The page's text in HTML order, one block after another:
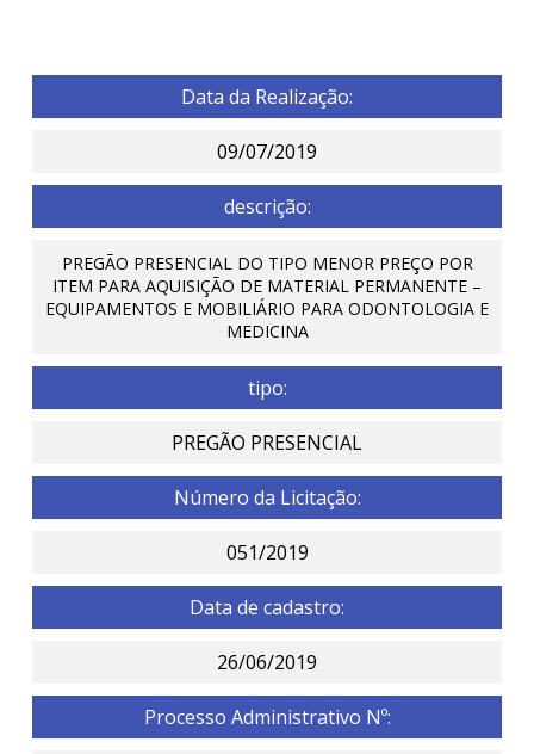
Data da Realização:
09/07/2019
descrição:
PREGÃO PRESENCIAL DO TIPO MENOR PREÇO POR
ITEM PARA AQUISIÇÃO DE MATERIAL PERMANENTE –
EQUIPAMENTOS E MOBILIÁRIO PARA ODONTOLOGIA E
MEDICINA
tipo:
PREGÃO PRESENCIAL
Número da Licitação:
051/2019
Data de cadastro:
26/06/2019
Processo Administrativo Nº: